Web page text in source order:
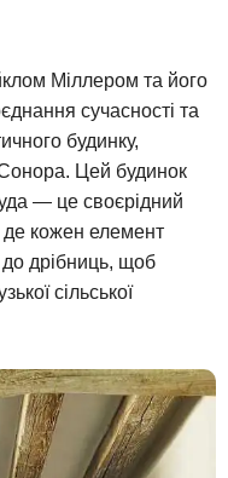
Міллером та його
сучасності та
будинку,
Цей будинок
— це своєрідний
де кожен елемент
дрібниць, щоб
сільської